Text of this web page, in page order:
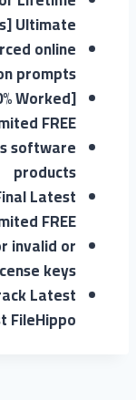
Ultimate
online
prompts
Worked]
FREE
software
products
Latest
FREE
invalid or
keys
Latest
FileHippo